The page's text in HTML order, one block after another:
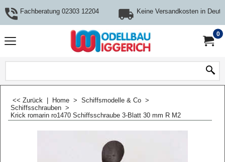
Fachberatung 02303 12204 Keine Versandkosten in
0
<< Zurück Home > Schiffsmodelle & Co >
Schiffsschrauben >
Krick romarin ro1470 Schiffsschraube 3-Blatt 30 mm R M2